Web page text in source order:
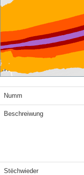
Numm
Beschreiwung
Stëchwieder